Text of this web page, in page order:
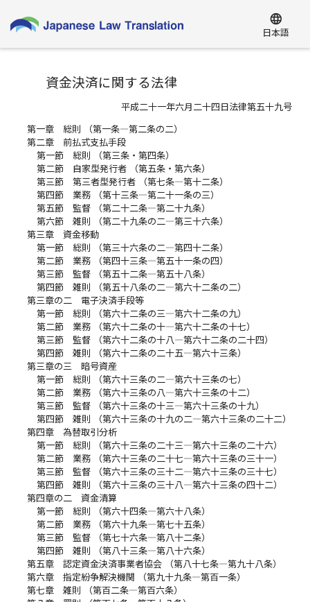
language
日本語
資金決済に関する法律
平成二十一年六月二十四日法律第五十九号
第一章 総則 （第一条―第二条の二）
第二章 前払式支払手段
第一節 総則 （第三条・第四条）
第二節 自家型発行者 （第五条・第六条）
第三節 第三者型発行者 （第七条―第十二条）
第四節 業務 （第十三条―第二十一条の三）
第五節 監督 （第二十二条―第二十九条）
第六節 雑則 （第二十九条の二―第三十六条）
第三章 資金移動
第一節 総則 （第三十六条の二―第四十二条）
第二節 業務 （第四十三条―第五十一条の四）
第三節 監督 （第五十二条―第五十八条）
第四節 雑則 （第五十八条の二―第六十二条の二）
第三章の二 電子決済手段等
第一節 総則 （第六十二条の三―第六十二条の九）
第二節 業務 （第六十二条の十―第六十二条の十七）
第三節 監督 （第六十二条の十八―第六十二条の二十四）
第四節 雑則 （第六十二条の二十五―第六十三条）
第三章の三 暗号資産
第一節 総則 （第六十三条の二―第六十三条の七）
第二節 業務 （第六十三条の八―第六十三条の十二）
第三節 監督 （第六十三条の十三―第六十三条の十九）
第四節 雑則 （第六十三条の十九の二―第六十三条の二十二）
第四章 為替取引分析
第一節 総則 （第六十三条の二十三―第六十三条の二十六）
第二節 業務 （第六十三条の二十七―第六十三条の三十一）
第三節 監督 （第六十三条の三十二―第六十三条の三十七）
第四節 雑則 （第六十三条の三十八―第六十三条の四十二）
第四章の二 資金清算
第一節 総則 （第六十四条―第六十八条）
第二節 業務 （第六十九条―第七十五条）
第三節 監督 （第七十六条―第八十二条）
第四節 雑則 （第八十三条―第八十六条）
第五章 認定資金決済事業者協会 （第八十七条―第九十八条）
第六章 指定紛争解決機関 （第九十九条―第百一条）
第七章 雑則 （第百二条―第百六条）